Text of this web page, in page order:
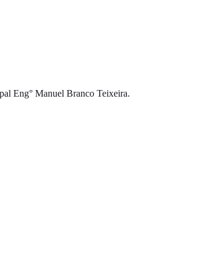
Eng° Manuel Branco Teixeira.